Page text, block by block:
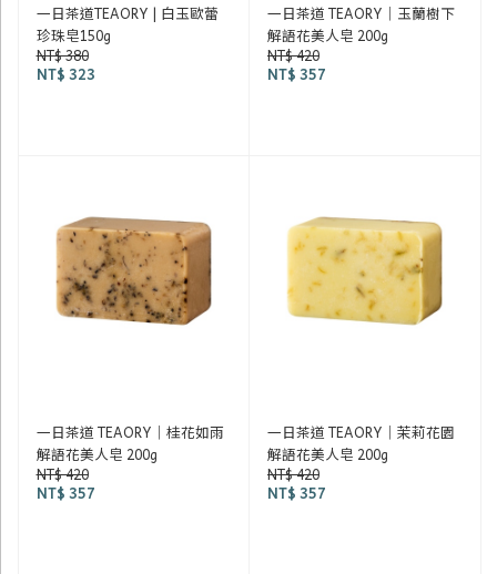
一日茶道TEAORY | 白玉歐蕾
珍珠皂150g
NT$ 380
NT$ 323
一日茶道 TEAORY｜玉蘭樹下
解語花美人皂 200g
NT$ 420
NT$ 357
一日茶道 TEAORY｜桂花如雨
解語花美人皂 200g
NT$ 420
NT$ 357
一日茶道 TEAORY｜茉莉花園
解語花美人皂 200g
NT$ 420
NT$ 357